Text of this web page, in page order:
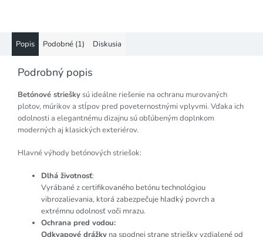
Popis Podobné (1) Diskusia
Podrobný popis
Betónové strieškysú ideálne riešenie na ochranu murovaných
plotov, múrikov a stĺpov pred poveternostnými vplyvmi. Vďaka ich
odolnosti a elegantnému dizajnu sú obľúbeným doplnkom
moderných aj klasických exteriérov.
Hlavné výhody betónových striešok:
Dlhá životnosť:
Vyrábané z certifikovaného betónu technológiou
vibrozalievania, ktorá zabezpečuje hladký povrch a
extrémnu odolnosť voči mrazu.
Ochrana pred vodou:
Odkvapové drážky na spodnej strane striešky vzdialené od